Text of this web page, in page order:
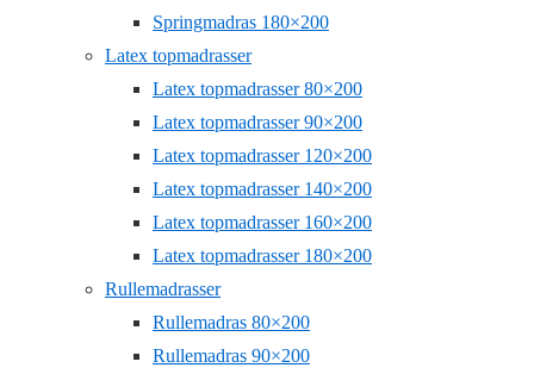
Springmadras 180×200
Latex topmadrasser
Latex topmadrasser 80×200
Latex topmadrasser 90×200
Latex topmadrasser 120×200
Latex topmadrasser 140×200
Latex topmadrasser 160×200
Latex topmadrasser 180×200
Rullemadrasser
Rullemadras 80×200
Rullemadras 90×200